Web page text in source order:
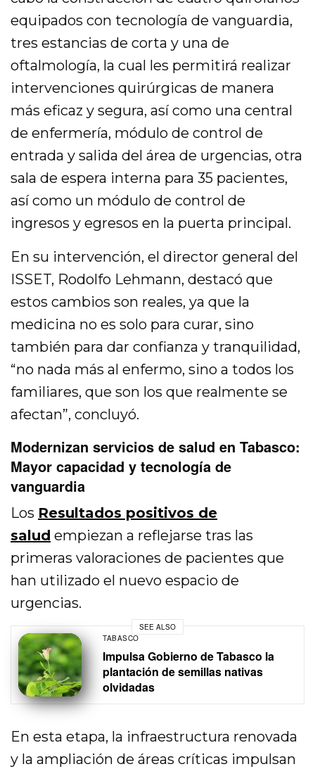
equipados con tecnología de vanguardia,
tres estancias de corta y una de
oftalmología, la cual les permitirá realizar
intervenciones quirúrgicas de manera
más eficaz y segura, así como una central
de enfermería, módulo de control de
entrada y salida del área de urgencias, otra
sala de espera interna para 35 pacientes,
así como un módulo de control de
ingresos y egresos en la puerta principal.
En su intervención, el director general del
ISSET, Rodolfo Lehmann, destacó que
estos cambios son reales, ya que la
medicina no es solo para curar, sino
también para dar confianza y tranquilidad,
“no nada más al enfermo, sino a todos los
familiares, que son los que realmente se
afectan”, concluyó.
Modernizan servicios de salud en Tabasco:
Mayor capacidad y tecnología de
vanguardia
Los Resultados positivos de
salud empiezan a reflejarse tras las
primeras valoraciones de pacientes que
han utilizado el nuevo espacio de
urgencias.
SEE ALSO
TABASCO
Impulsa Gobierno de Tabasco la
plantación de semillas nativas
olvidadas
En esta etapa, la infraestructura renovada
y la ampliación de áreas críticas impulsan